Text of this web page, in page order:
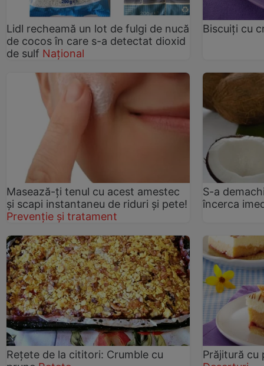
Lidl recheamă un lot de fulgi de nucă
de cocos în care s-a detectat dioxid
de sulf Național
Biscuiţi cu
Masează-ţi tenul cu acest amestec
şi scapi instantaneu de riduri şi pete!
Prevenție și tratament
S-a
încerca
Rețete de la cititori: Crumble cu
Prăjitură cu